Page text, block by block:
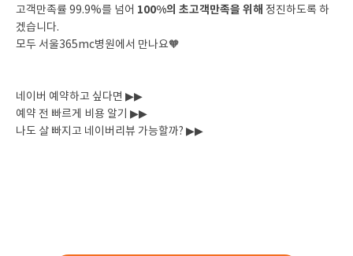
고객만족률 99.9%를 넘어 100%의 초고객만족을 위해 정진하도록 하
겠습니다.
모두 서울365mc병원에서 만나요🧡
네이버 예약하고 싶다면 ▶▶
예약 전 빠르게 비용 알기 ▶▶
나도 살 빠지고 네이버리뷰 가능할까? ▶▶